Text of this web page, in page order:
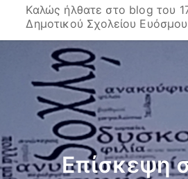
Καλώς ήλθατε στο blog του
Δημοτικού Σχολείου Ευόσμου
Επίσκεψη